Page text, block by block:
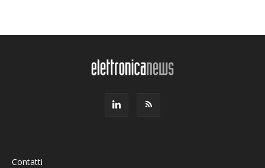
Contatti